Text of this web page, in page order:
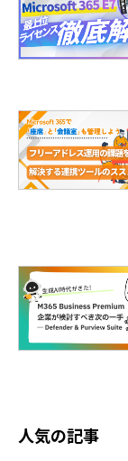
人気の記事